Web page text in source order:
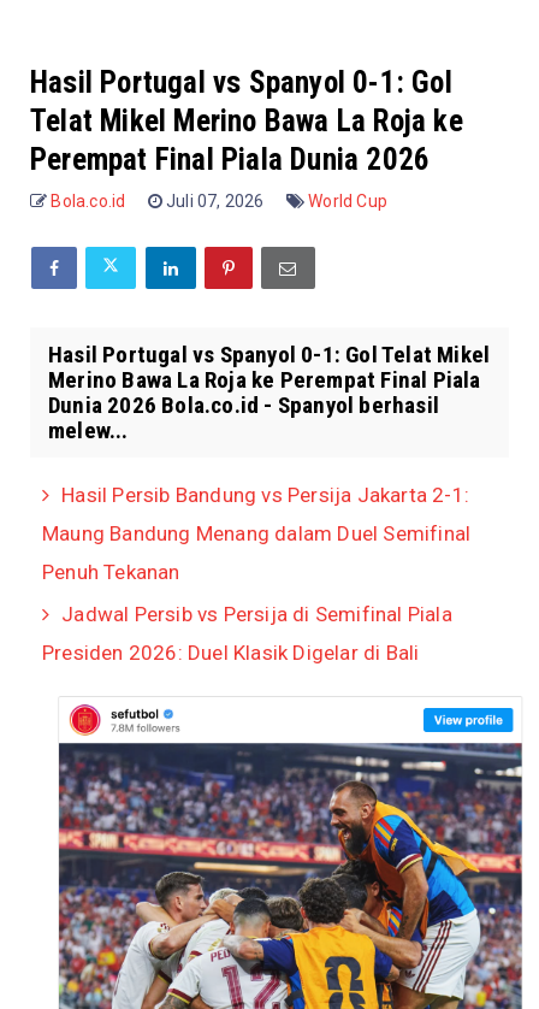
Hasil Portugal vs Spanyol 0-1: Gol
Telat Mikel Merino Bawa La Roja ke
Perempat Final Piala Dunia 2026
Bola.co.id Juli 07, 2026 World Cup
Hasil Portugal vs Spanyol 0-1: Gol Telat Mikel
Merino Bawa La Roja ke Perempat Final Piala
Dunia 2026 Bola.co.id - Spanyol berhasil
melew...
Hasil Persib Bandung vs Persija Jakarta 2-1:
Maung Bandung Menang dalam Duel Semifinal
Penuh Tekanan
Jadwal Persib vs Persija di Semifinal Piala
Presiden 2026: Duel Klasik Digelar di Bali